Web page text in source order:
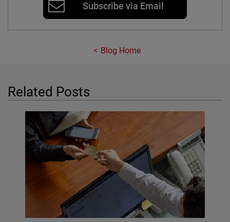
Subscribe via Email
Blog Home
Related Posts